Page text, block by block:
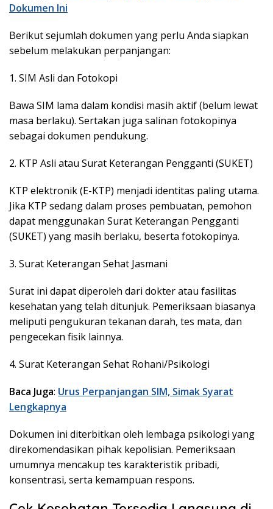
Dokumen Ini
Berikut sejumlah dokumen yang perlu Anda siapkan
sebelum melakukan perpanjangan:
1. SIM Asli dan Fotokopi
Bawa SIM lama dalam kondisi masih aktif (belum lewat
masa berlaku). Sertakan juga salinan fotokopinya
sebagai dokumen pendukung.
2. KTP Asli atau Surat Keterangan Pengganti (SUKET)
KTP elektronik (E-KTP) menjadi identitas paling utama.
Jika KTP sedang dalam proses pembuatan, pemohon
dapat menggunakan Surat Keterangan Pengganti
(SUKET) yang masih berlaku, beserta fotokopinya.
3. Surat Keterangan Sehat Jasmani
Surat ini dapat diperoleh dari dokter atau fasilitas
kesehatan yang telah ditunjuk. Pemeriksaan biasanya
meliputi pengukuran tekanan darah, tes mata, dan
pengecekan fisik lainnya.
4. Surat Keterangan Sehat Rohani/Psikologi
Baca Juga: Urus Perpanjangan SIM, Simak Syarat
Lengkapnya
Dokumen ini diterbitkan oleh lembaga psikologi yang
direkomendasikan pihak kepolisian. Pemeriksaan
umumnya mencakup tes karakteristik pribadi,
konsentrasi, serta kemampuan respons.